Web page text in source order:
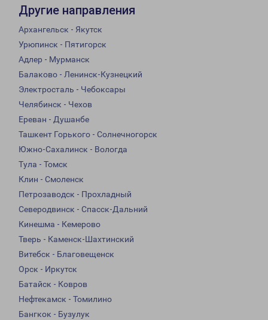
Другие направления
Архангельск - Якутск
Урюпинск - Пятигорск
Адлер - Мурманск
Балаково - Ленинск-Кузнецкий
Электросталь - Чебоксары
Челябинск - Чехов
Ереван - Душанбе
Ташкент Горького - Солнечногорск
Южно-Сахалинск - Вологда
Тула - Томск
Клин - Смоленск
Петрозаводск - Прохладный
Северодвинск - Спасск-Дальний
Кинешма - Кемерово
Тверь - Каменск-Шахтинский
Витебск - Благовещенск
Орск - Иркутск
Батайск - Ковров
Нефтекамск - Томилино
Бангкок - Бузулук